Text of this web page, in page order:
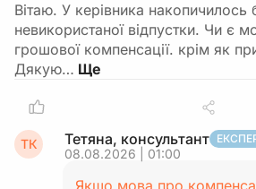
Вітаю. У керівника накопичилось
невикористаної відпустки. Чи є
грошової компенсації. крім як
Дякую…
ТК Тетяна, консультант
08.08.2026 | 01:00
Якщо мова про